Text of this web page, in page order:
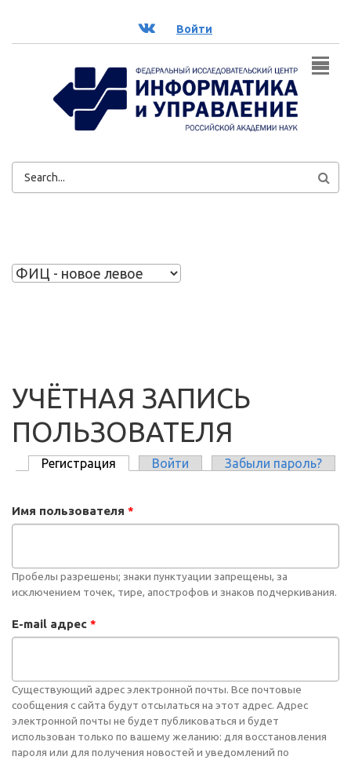
ВК Войти
ФОРМА
УЧЁТНАЯ ЗАПИСЬ
ПОЛЬЗОВАТЕЛЯ
Регистрация (активная вкладка)
Войти Забыли пароль?
Имя пользователя *
Пробелы разрешены; знаки пунктуации запрещены, за
исключением точек, тире, апострофов и знаков подчеркивания.
E-mail адрес *
Существующий адрес электронной почты. Все почтовые
сообщения с сайта будут отсылаться на этот адрес. Адрес
электронной почты не будет публиковаться и будет
использован только по вашему желанию: для восстановления
пароля или для получения новостей и уведомлений по